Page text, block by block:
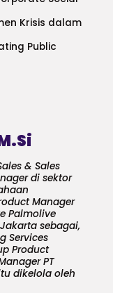
Krisis dalam
Public
& Sales
di sektor
Manager
Palmolive
sebagai,
Services
Product
PT
dikelola oleh